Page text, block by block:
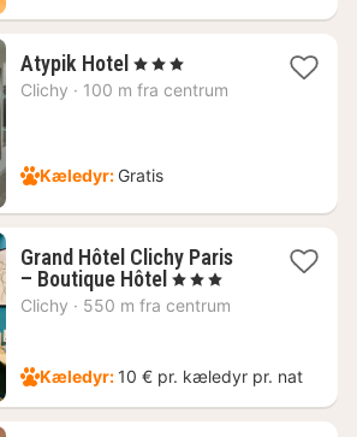
Atypik Hotel 1
nat
, 3 Stjerner
Clichy · 100 m fra centrum
Kæledyr: Gratis
Grand Hôtel Clichy Paris
– Boutique Hôtel 1
nat
kr.
, 3 Stjerner
Clichy · 550 m fra centrum
Kæledyr: 10 € pr. kæledyr pr. nat